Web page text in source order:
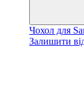
Чохол для
Залишити